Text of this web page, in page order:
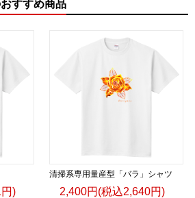
すすめ商品
)
清掃系専用量産型「バラ」シャツ
2,400円(税込2,640円)